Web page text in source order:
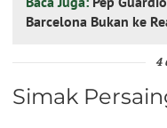
Barcelona Bukan ke
4
Simak